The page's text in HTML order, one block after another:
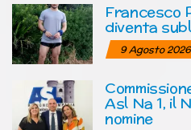
Francesco
diventa
9 Agosto 2026
Asl Na 1, il
nomine